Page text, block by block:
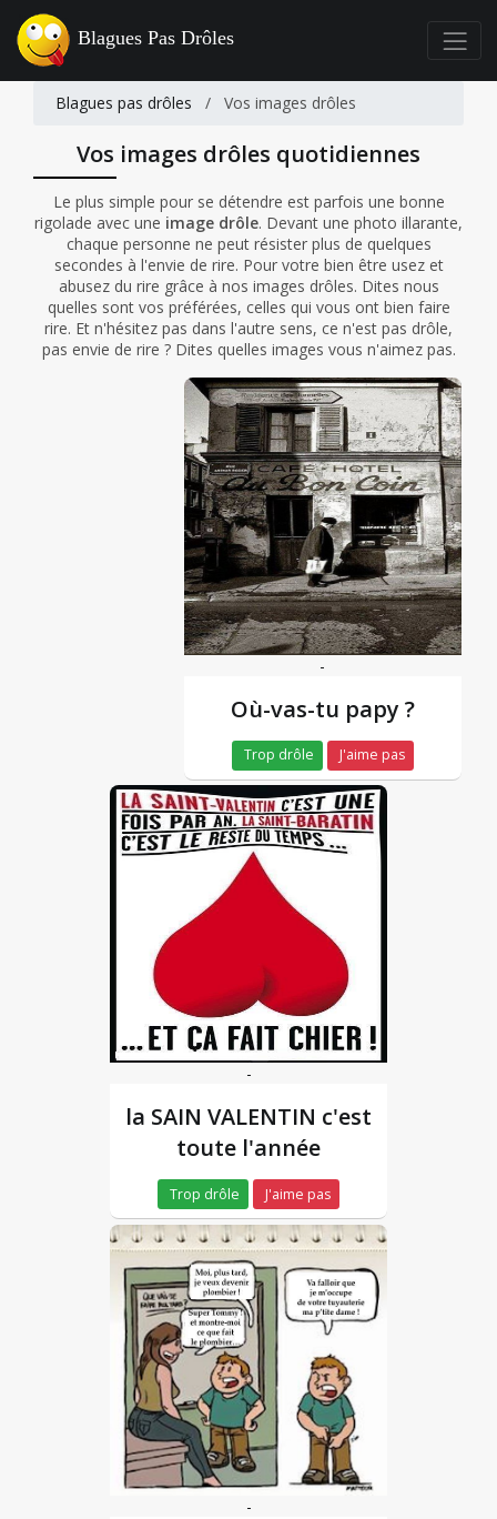
Blagues Pas Drôles
Blagues pas drôles / Vos images drôles
Vos images drôles quotidiennes
Le plus simple pour se détendre est parfois une bonne
rigolade avec une image drôle. Devant une photo illarante,
chaque personne ne peut résister plus de quelques
secondes à l'envie de rire. Pour votre bien être usez et
abusez du rire grâce à nos images drôles. Dites nous
quelles sont vos préférées, celles qui vous ont bien faire
rire. Et n'hésitez pas dans l'autre sens, ce n'est pas drôle,
pas envie de rire ? Dites quelles images vous n'aimez pas.
-
Où-vas-tu papy ?
Trop drôle J'aime pas
-
la SAIN VALENTIN c'est
toute l'année
Trop drôle J'aime pas
-